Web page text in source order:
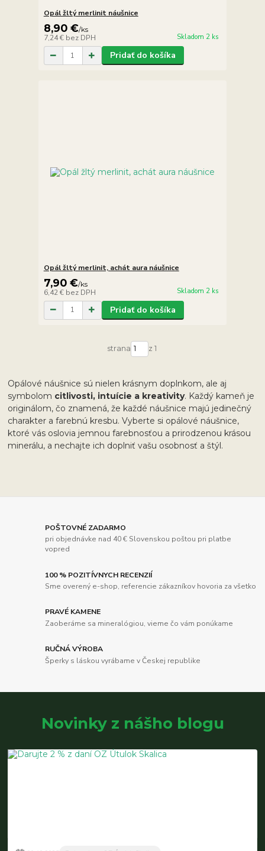
Opál žltý merlinit náušnice
8,90 €/ks
7,24 € bez DPH Skladom 2 ks
Pridať do košíka
Opál žltý merlinit, achát aura náušnice
7,90 €/ks
6,42 € bez DPH Skladom 2 ks
Pridať do košíka
strana z 1
Opálové náušnice sú nielen krásnym doplnkom, ale aj
symbolom citlivosti, intuície a kreativity. Každý kameň je
originálom, čo znamená, že každé náušnice majú jedinečný
charakter a farebnú kresbu. Vyberte si opálové náušnice,
ktoré vás oslovia jemnou farebnosťou a prirodzenou krásou
minerálu, a nechajte ich doplniť vašu osobnosť a štýl.
POŠTOVNÉ ZADARMO
pri objednávke nad 40 € Slovenskou poštou pri platbe
vopred
100 % POZITÍVNYCH RECENZIÍ
Sme overený e-shop, referencie zákazníkov hovoria za všetko
PRAVÉ KAMENE
Zaoberáme sa mineralógiou, vieme čo vám ponúkame
RUČNÁ VÝROBA
Šperky s láskou vyrábame v Českej republike
Novinky z nášho blogu